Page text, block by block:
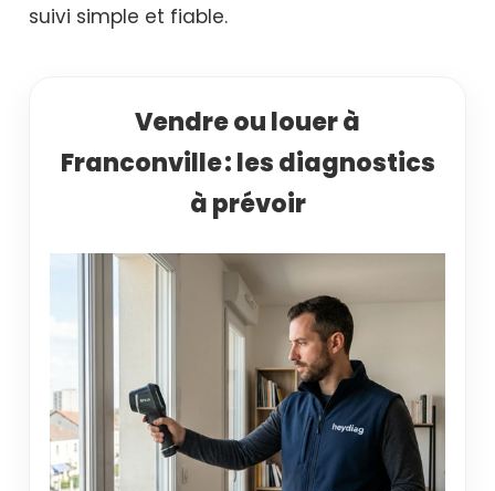
suivi simple et fiable.
Vendre ou louer à
Franconville : les diagnostics
à prévoir